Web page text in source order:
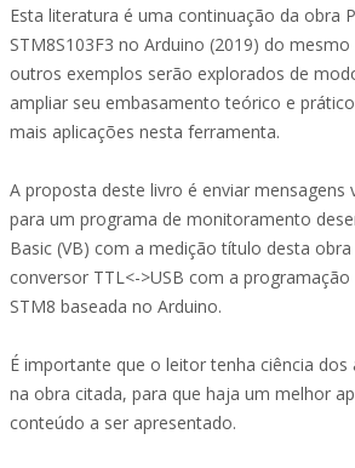
Esta literatura é uma continuação da obra
STM8S103F3 no Arduino (2019) do
outros exemplos serão explorados de
ampliar seu embasamento teórico e
mais aplicações nesta ferramenta.
A proposta deste livro é enviar mensagens
para um programa de monitoramento
Basic (VB) com a medição título desta
conversor TTL<->USB com a
STM8 baseada no Arduino.
É importante que o leitor tenha ciência
na obra citada, para que haja um melhor
conteúdo a ser apresentado.